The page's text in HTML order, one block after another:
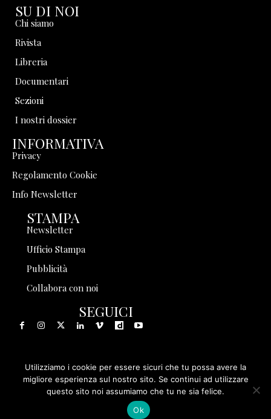
SU DI NOI
Chi siamo
Rivista
Libreria
Documentari
Sezioni
I nostri dossier
INFORMATIVA
Privacy
Regolamento Cookie
Info Newsletter
STAMPA
Newsletter
Ufficio Stampa
Pubblicità
Collabora con noi
SEGUICI
© 1999 - 2025 Storia in Rete Srl - Tutti i diritti riservati - P.
IVA 08570971005
Utilizziamo i cookie per essere sicuri che tu possa avere la
migliore esperienza sul nostro sito. Se continui ad utilizzare
questo sito noi assumiamo che tu ne sia felice.
Ok